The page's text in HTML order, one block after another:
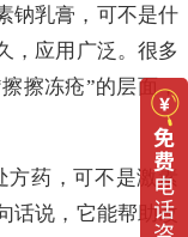
钠乳膏，可不是什
，应用广泛。很多
擦冻疮”的层面，
药，可不是激素
话说，它能帮助改